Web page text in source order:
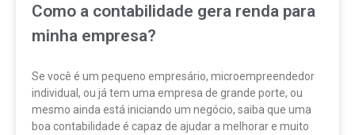
Como a contabilidade gera renda para
minha empresa?
Se você é um pequeno empresário, microempreendedor
individual, ou já tem uma empresa de grande porte, ou
mesmo ainda está iniciando um negócio, saiba que uma
boa contabilidade é capaz de ajudar a melhorar e muito